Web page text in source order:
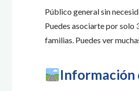
Público general sin
Puedes asociarte por solo
familias. Puedes ver
Información